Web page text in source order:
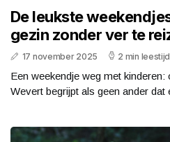
De leukste
gezin zonder ver te
17 november 2025 2 min leestijd
Een weekendje weg met
Wevert begrijpt als geen ander dat